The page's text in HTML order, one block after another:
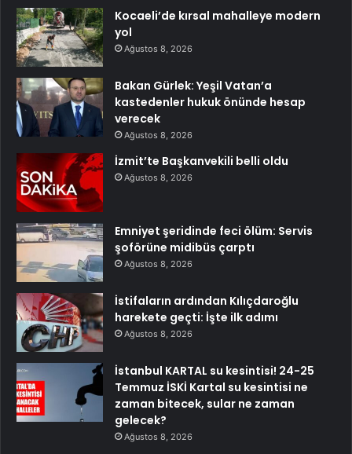
Kocaeli’de kırsal mahalleye modern
yol
Ağustos 8, 2026
Bakan Gürlek: Yeşil Vatan’a
kastedenler hukuk önünde hesap
verecek
Ağustos 8, 2026
İzmit’te Başkanvekili belli oldu
Ağustos 8, 2026
Emniyet şeridinde feci ölüm: Servis
şoförüne midibüs çarptı
Ağustos 8, 2026
İstifaların ardından Kılıçdaroğlu
harekete geçti: İşte ilk adımı
Ağustos 8, 2026
İstanbul KARTAL su kesintisi! 24-25
Temmuz İSKİ Kartal su kesintisi ne
zaman bitecek, sular ne zaman
gelecek?
Ağustos 8, 2026